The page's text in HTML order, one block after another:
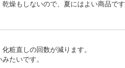
燥もしないので、夏にはよい商品です
粧直しの回数が減ります。
たいです。